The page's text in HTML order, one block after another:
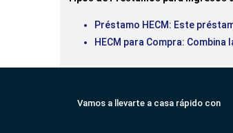
Préstamo HECM: Este
HECM para Compra:
Vamos a llevarte a casa rápido con